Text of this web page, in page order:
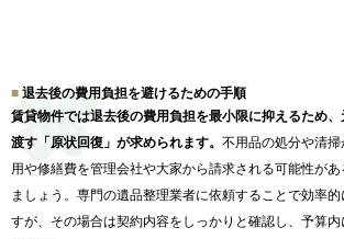
退去後の費用負担を避けるための手順
賃貸物件では退去後の費用負担を最小限に抑えるため、
渡す「原状回復」が求められます。 不用品の処分や清掃
用や修繕費を管理会社や大家から請求される可能性があ
ましょう。 専門の遺品整理業者に依頼することで効率的
すが、その場合は契約内容をしっかりと確認し、 予算内